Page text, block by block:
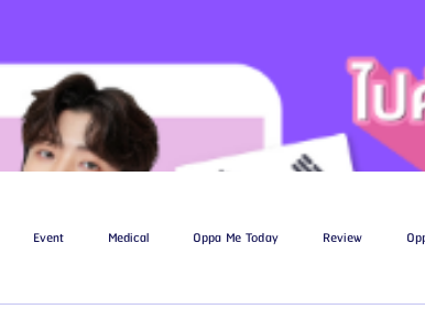
Event Medical Oppa Me Today Review